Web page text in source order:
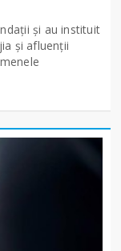
și au instituit
și afluenții